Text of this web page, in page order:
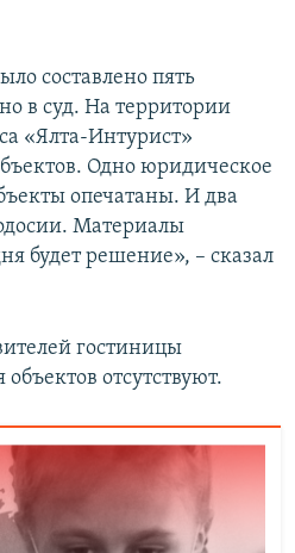
составлено пять
в суд. На территории
«Ялта-Интурист»
Одно юридическое
опечатаны. И два
Материалы
будет решение», – сказал
гостиницы
отсутствуют.